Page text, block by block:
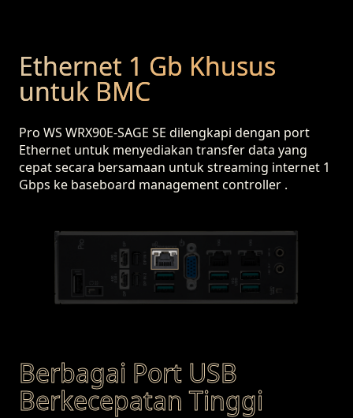
Ethernet 1 Gb Khusus
untuk BMC
Pro WS WRX90E-SAGE SE dilengkapi dengan port
Ethernet untuk menyediakan transfer data yang
cepat secara bersamaan untuk streaming internet 1
Gbps ke baseboard management controller .
Berbagai Port USB
Berkecepatan Tinggi